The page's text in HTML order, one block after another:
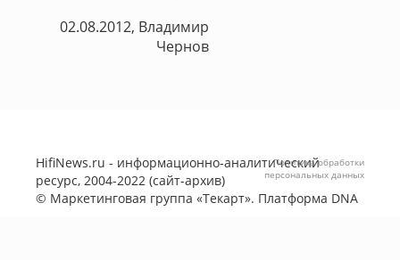
02.08.2012, Владимир
Чернов
HifiNews.ru - информационно-аналитический
ресурс, 2004-2022 (сайт-архив)
© Маркетинговая группа «Текарт». Платформа DNA
Политика обработки
персональных данных